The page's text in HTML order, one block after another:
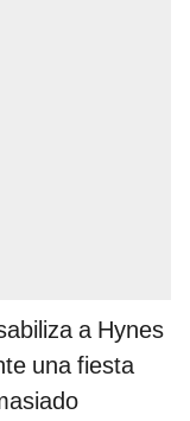
a Hynes
una fiesta